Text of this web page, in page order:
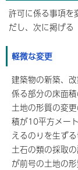
許可に係る事項を
だし、次に掲げる
軽微な変更
建築物の新築、
係る部分の床面
土地の形質の変
積が10平方メー
えるのりを生ず
土石の類の採取
が前号の土地の